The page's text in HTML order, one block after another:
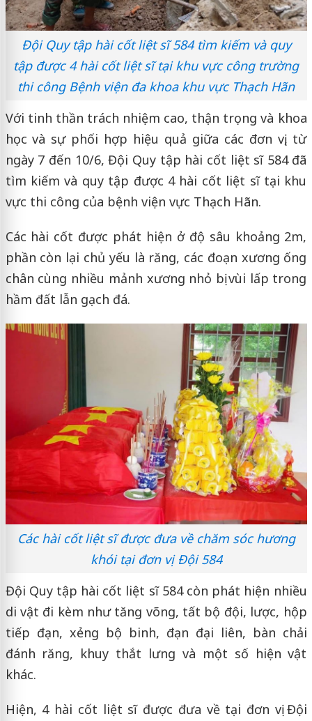
Đội Quy tập hài cốt liệt sĩ 584 tìm kiếm và quy
tập được 4 hài cốt liệt sĩ tại khu vực công trường
thi công Bệnh viện đa khoa khu vực Thạch Hãn
Với tinh thần trách nhiệm cao, thận trọng và khoa
học và sự phối hợp hiệu quả giữa các đơn vị, từ
ngày 7 đến 10/6, Đội Quy tập hài cốt liệt sĩ 584 đã
tìm kiếm và quy tập được 4 hài cốt liệt sĩ tại khu
vực thi công của bệnh viện vực Thạch Hãn.
Các hài cốt được phát hiện ở độ sâu khoảng 2m,
phần còn lại chủ yếu là răng, các đoạn xương ống
chân cùng nhiều mảnh xương nhỏ bị vùi lấp trong
hầm đất lẫn gạch đá.
Các hài cốt liệt sĩ được đưa về chăm sóc hương
khói tại đơn vị Đội 584
Đội Quy tập hài cốt liệt sĩ 584 còn phát hiện nhiều
di vật đi kèm như tăng võng, tất bộ đội, lược, hộp
tiếp đạn, xẻng bộ binh, đạn đại liên, bàn chải
đánh răng, khuy thắt lưng và một số hiện vật
khác.
Hiện, 4 hài cốt liệt sĩ được đưa về tại đơn vị Đội